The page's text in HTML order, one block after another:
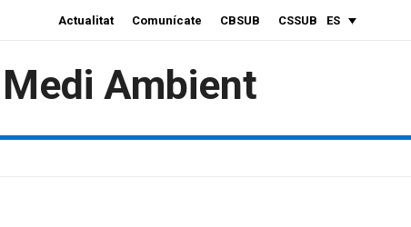
ES
Actualitat Comunícate CBSUB CSSUB
Ambient